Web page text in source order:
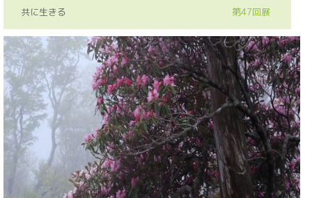
共に生きる 第47回展